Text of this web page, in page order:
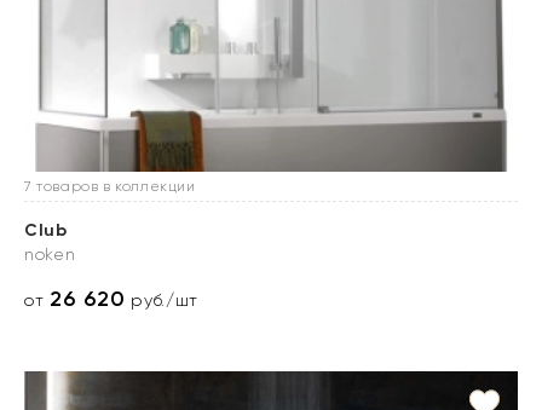
7 товаров в коллекции
Club
noken
от 26 620 руб./шт